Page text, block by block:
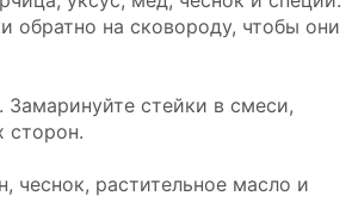
обратно на сковороду, чтобы они
стейки в смеси,
сторон.
чеснок, растительное масло и